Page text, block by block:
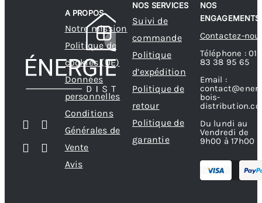
A PROPOS
Notre mission
Politique de
cookies (UE)
Données
personnelles
Conditions
Générales de
Vente
Avis
NOS SERVICES
Suivi de
commande
Politique
d’expédition
Politique de
retour
Politique de
garantie
NOS
ENGAGEMENTS
Contactez-
Téléphone : 01
83 38 95 65
Email :
bois-
Du lundi au
Vendredi de
9h00 à 17h00